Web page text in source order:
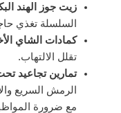
زيت جوز الهند
السلسلة تغذي
كمادات الشاي
تقلل الالتهاب.
تمارين تجاعيد
الرمش السريع
مع ضرورة المواظبة لمدة 8 أسابيع